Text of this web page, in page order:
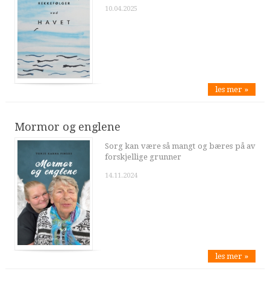
10.04.2025
les mer »
Mormor og englene
Sorg kan være så mangt og bæres på av
forskjellige grunner
14.11.2024
les mer »